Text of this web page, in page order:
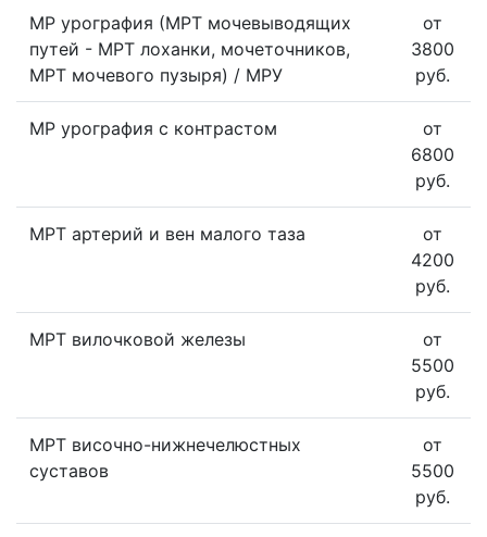
МР урография (МРТ мочевыводящих
путей - МРТ лоханки, мочеточников,
МРТ мочевого пузыря) / МРУ
от
3800
руб.
МР урография с контрастом
от
6800
руб.
МРТ артерий и вен малого таза
от
4200
руб.
МРТ вилочковой железы
от
5500
руб.
МРТ височно-нижнечелюстных
суставов
от
5500
руб.